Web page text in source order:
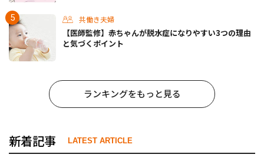
共働き夫婦
【医師監修】赤ちゃんが脱水症になりやすい3つの理由
と気づくポイント
ランキングをもっと見る
新着記事 LATEST ARTICLE